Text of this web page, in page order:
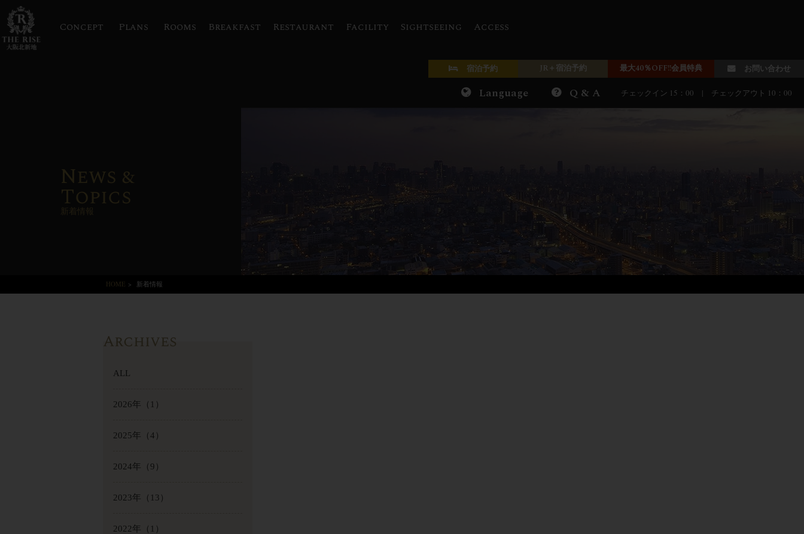
Concept Plans Rooms Breakfast Restaurant Facility Sightseeing Access
宿泊予約 JR＋宿泊予約 最大40％OFF!!会員特典 お問い合わせ
Language Q & A チェックイン 15：00 | チェックアウト 10：00
News &
Topics
新着情報
HOME > 新着情報
Archives
ALL
2026年 （1）
2025年 （4）
2024年 （9）
2023年 （13）
2022年 （1）